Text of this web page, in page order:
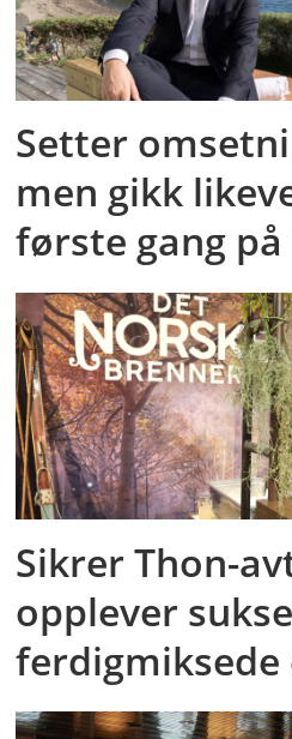
Setter
men gikk
første gang på
Sikrer Thon-
opplever
ferdigmiksede